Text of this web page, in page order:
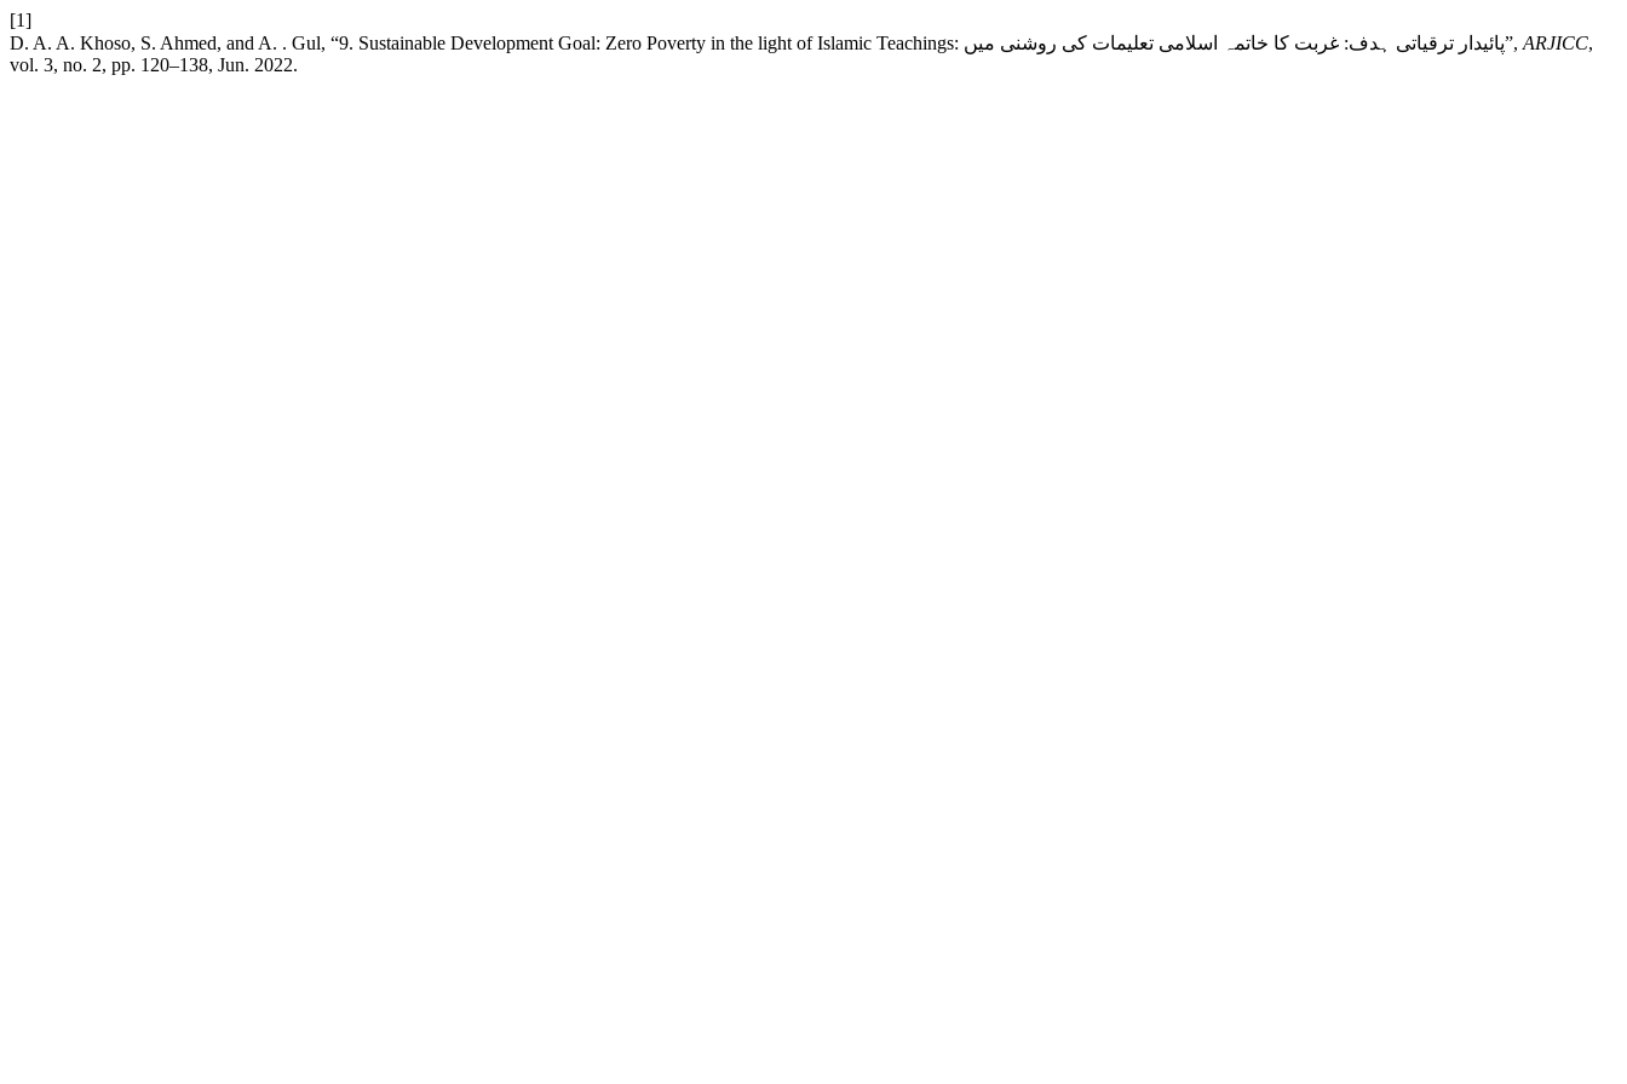
[1]
D. A. A. Khoso, S. Ahmed, and A. . Gul, “9. Sustainable Development Goal: Zero Poverty in the light of Islamic Teachings: پائیدار ترقیاتی ہدف: غربت کا خاتمہ اسلامی تعلیمات کی روشنی میں”, ARJICC,
vol. 3, no. 2, pp. 120–138, Jun. 2022.